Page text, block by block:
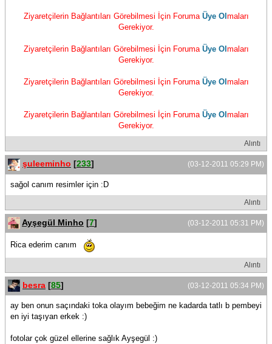
Ziyaretçilerin Bağlantıları Görebilmesi İçin Foruma Üye Ol maları
Gerekiyor.
Ziyaretçilerin Bağlantıları Görebilmesi İçin Foruma Üye Ol maları
Gerekiyor.
Ziyaretçilerin Bağlantıları Görebilmesi İçin Foruma Üye Ol maları
Gerekiyor.
Ziyaretçilerin Bağlantıları Görebilmesi İçin Foruma Üye Ol maları
Gerekiyor.
Alıntı
(03-12-2011 05:29 PM)
şuleeminho [233]
sağol canım resimler için :D
Alıntı
(03-12-2011 05:31 PM)
Ayşegül Minho [7]
Rica ederim canım
Alıntı
(03-12-2011 05:34 PM)
besra [85]
ay ben onun saçındaki toka olayım bebeğim ne kadarda tatlı b pembeyi
en iyi taşıyan erkek :)
fotolar çok güzel ellerine sağlık Ayşegül :)